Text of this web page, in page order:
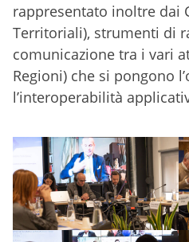
rappresentato inoltre dai
Territoriali), strumenti di
comunicazione tra i vari
Regioni) che si pongono
l’interoperabilità